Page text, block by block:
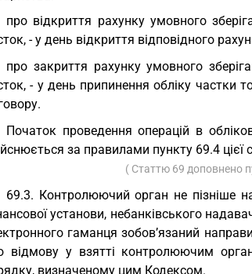
про відкриття рахунку умовного
- у день відкриття відповідного
про закриття рахунку умовного
- у день припинення обліку частки
Початок проведення операцій в
за правилами пункту 69.4 цієї
( Статтю 69 доповнено
69.3. Контролюючий орган не пізніше
установи, небанківського
гаманця зобов’язаний
відмову у взятті контролюючим
визначеному цим Кодексом.